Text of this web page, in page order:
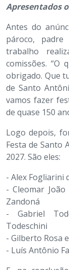
Apresentados
Antes do
pároco,
trabalho
comissões. “O
obrigado. Que
de Santo
vamos fazer
de quase 150
Logo depois,
Festa de Santo
2027. São eles:
- Alex Fogliarini
- Cleomar
Zandoná
- Gabriel
Todeschini
- Gilberto Rosa
- Luís Antônio